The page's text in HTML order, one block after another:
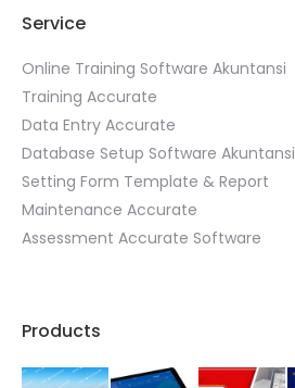
Service
Online Training Software Akuntansi
Training Accurate
Data Entry Accurate
Database Setup Software Akuntansi
Setting Form Template & Report
Maintenance Accurate
Assessment Accurate Software
Products